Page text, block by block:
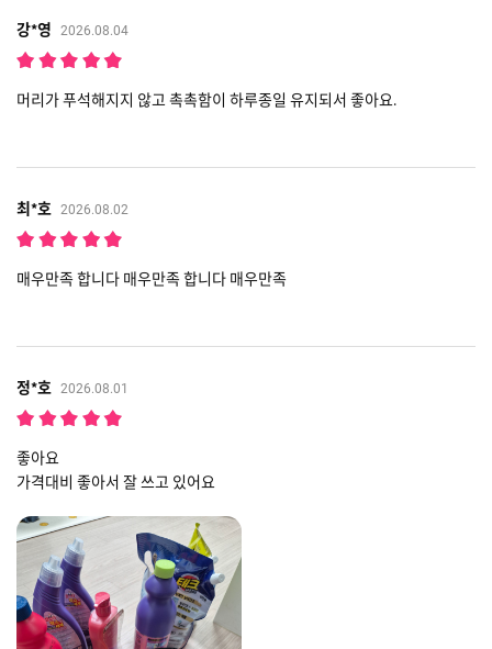
강*영 2026.08.04
머리가 푸석해지지 않고 촉촉함이 하루종일 유지되서 좋아요.
최*호 2026.08.02
매우만족 합니다 매우만족 합니다 매우만족
정*호 2026.08.01
좋아요
가격대비 좋아서 잘 쓰고 있어요